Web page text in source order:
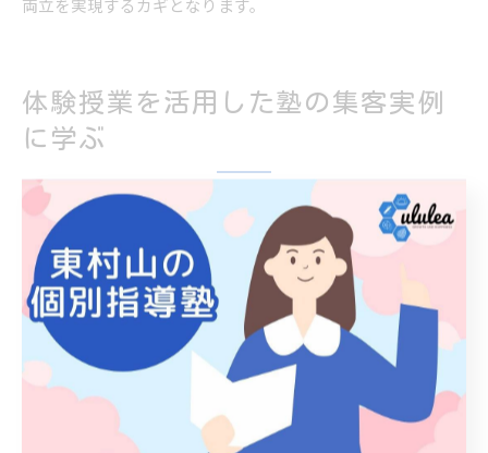
体験授業を活用した塾の集客実例
に学ぶ
塾の体験授業イベントで集客を実現
塾の体験授業イベントは新規生徒や保護者の関心を高め、集
客効果を実感できる代表的な取り組みです。特に「無料体験
授業」や「学習相談会」といった形式は、参加ハードルが低
く、多くの方に塾の雰囲気や指導内容を知ってもらう絶好の
機会となります。開催時には、ホームページやSNS、地域の
チラシ配布など多様な宣伝方法を組み合わせて告知すること